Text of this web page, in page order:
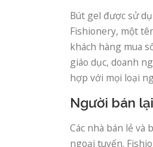
Bút gel được sử
Fishionery, một
khách hàng mua
giáo dục, doanh
hợp với mọi loại
Người bán
Các nhà bán lẻ
ngoại tuyến.